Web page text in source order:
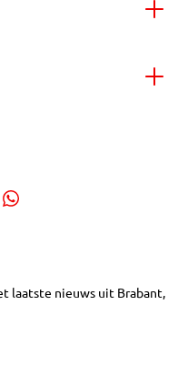
laatste nieuws uit Brabant,